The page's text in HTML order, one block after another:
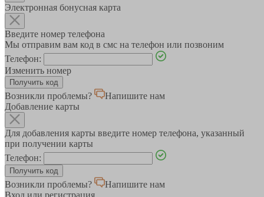
Электронная бонусная карта
Введите номер телефона
Мы отправим вам код в смс на телефон или позвоним
Телефон:
Изменить номер
Возникли проблемы?
Напишите нам
Добавление карты
Для добавления карты введите номер телефона, указанный
при получении карты
Телефон:
Возникли проблемы?
Напишите нам